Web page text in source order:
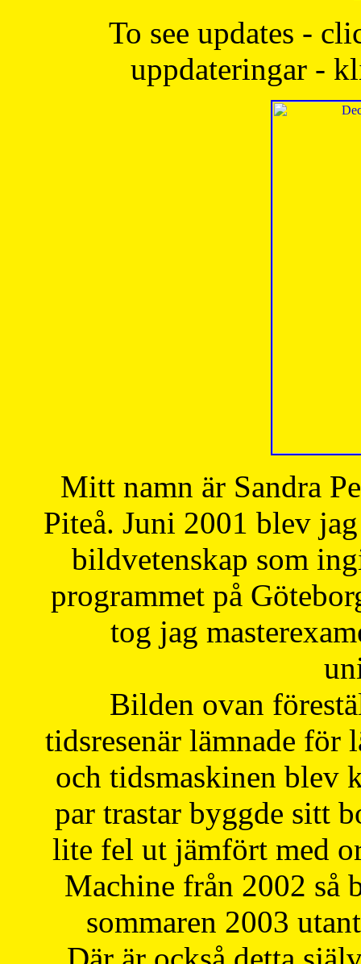
To see updates -
uppdateringar -
Mitt namn är Sandra
Piteå. Juni 2001 blev
bildvetenskap som
programmet på
tog jag
Bilden ovan
tidsresenär lämnade för
och tidsmaskinen blev
par trastar byggde sitt
lite fel ut jämfört med
Machine från 2002 så
sommaren 2003